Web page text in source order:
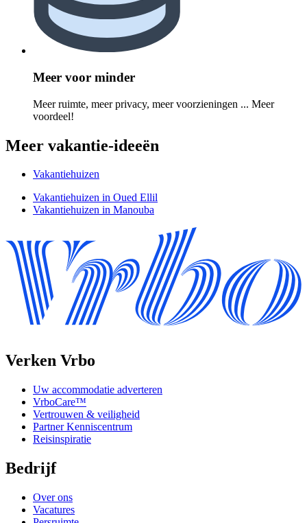
Meer voor minder
Meer ruimte, meer privacy, meer voorzieningen ... Meer
voordeel!
Meer vakantie-ideeën
Vakantiehuizen
Vakantiehuizen in Oued Ellil
Vakantiehuizen in Manouba
Verken Vrbo
Uw accommodatie adverteren
VrboCare™
Vertrouwen & veiligheid
Partner Kenniscentrum
Reisinspiratie
Bedrijf
Over ons
Vacatures